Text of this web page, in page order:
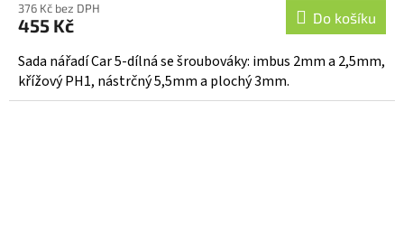
376 Kč bez DPH
455 Kč Do košíku
Sada nářadí Car 5-dílná se šroubováky: imbus 2mm a 2,5mm,
křížový PH1, nástrčný 5,5mm a plochý 3mm.